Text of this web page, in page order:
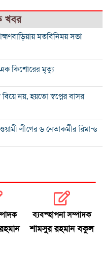
খবর
মতবিনিময় সভা
এক কিশোরের মৃত্যু
নয়, হয়তো স্বপ্নের বাসর
লীগের ৬ নেতাকর্মীর রিমান্ড
শিল্প, ঋণের সুদ মওকুফ চায়
দলীয় পদ স্থগিতব্যবস্হাপনা সম্পাদক
শামসুর রহমান বকুল